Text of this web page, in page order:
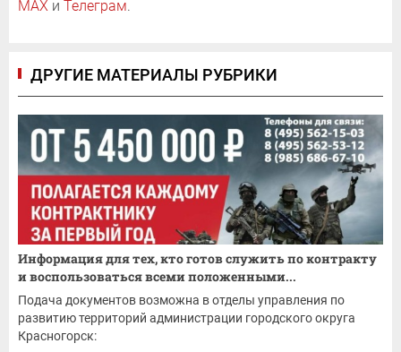
MAX и Телеграм.
ДРУГИЕ МАТЕРИАЛЫ РУБРИКИ
Информация для тех, кто готов служить по контракту
и воспользоваться всеми положенными...
Подача документов возможна в отделы управления по
развитию территорий администрации городского округа
Красногорск: